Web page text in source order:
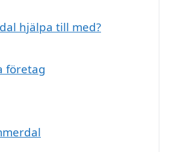
hjälpa till med?
företag